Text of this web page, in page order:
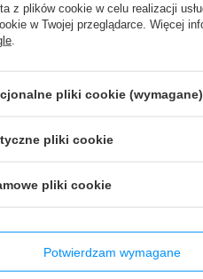
z plików cookie w celu realizacji
w Twojej przeglądarce. Więcej
pliki cookie (wymagane)
pliki cookie
pliki cookie
Potwierdzam wymagane